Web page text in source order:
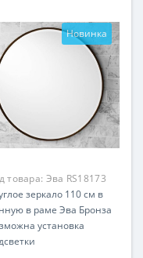
Новинка
товара: Эва RS18173
зеркало 110 см в
в раме Эва Бронза
установка